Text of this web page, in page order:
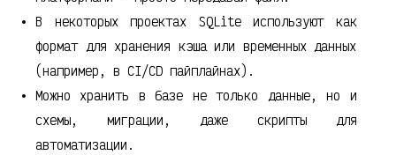
В некоторых проектах SQLite используют как
формат для хранения кэша или временных данных
(например, в CI/CD пайплайнах).
Можно хранить в базе не только данные, но и
схемы, миграции, даже скрипты для
автоматизации.